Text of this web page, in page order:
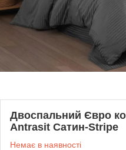
Двоспальний Євро
Antrasit Сатин-Stripe
Немає в наявності